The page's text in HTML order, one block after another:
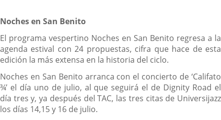
Noches en San Benito
El programa vespertino Noches en San Benito regresa a la
agenda estival con 24 propuestas, cifra que hace de esta
edición la más extensa en la historia del ciclo.
Noches en San Benito arranca con el concierto de ‘Califato
¾’ el día uno de julio, al que seguirá el de Dignity Road el
día tres y, ya después del TAC, las tres citas de Universijazz
los días 14,15 y 16 de julio.